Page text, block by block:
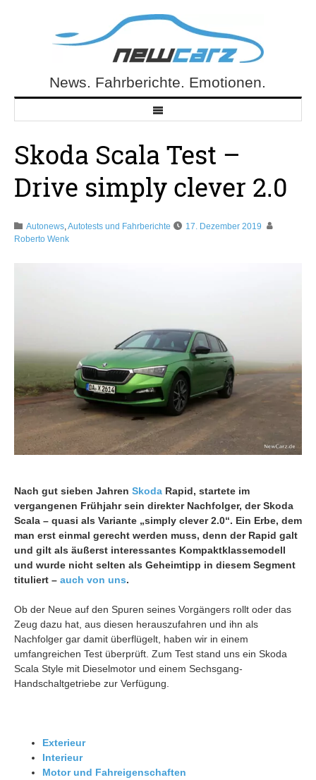
NewCarz.deNews. Fahrberichte. Emotionen.
Skoda Scala Test –
Drive simply clever 2.0
Autonews,Autotests und Fahrberichte
17. Dezember 2019
Roberto Wenk
Nach gut sieben Jahren Skoda Rapid, startete im
vergangenen Frühjahr sein direkter Nachfolger, der Skoda
Scala – quasi als Variante „simply clever 2.0“. Ein Erbe, dem
man erst einmal gerecht werden muss, denn der Rapid galt
und gilt als äußerst interessantes Kompaktklassemodell
und wurde nicht selten als Geheimtipp in diesem Segment
tituliert – auch von uns.
Ob der Neue auf den Spuren seines Vorgängers rollt oder das
Zeug dazu hat, aus diesen herauszufahren und ihn als
Nachfolger gar damit überflügelt, haben wir in einem
umfangreichen Test überprüft. Zum Test stand uns ein Skoda
Scala Style mit Dieselmotor und einem Sechsgang-
Handschaltgetriebe zur Verfügung.
Exterieur
Interieur
Motor und Fahreigenschaften